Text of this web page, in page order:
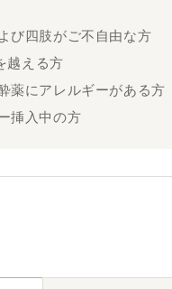
び四肢がご不自由な方
越える方
薬にアレルギーがある方
挿入中の方